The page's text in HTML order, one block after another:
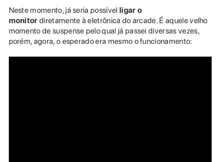
Neste momento, já seria possível ligar o
monitor diretamente à eletrônica do arcade. É aquele velho
momento de suspense pelo qual já passei diversas vezes,
porém, agora, o esperado era mesmo o funcionamento: